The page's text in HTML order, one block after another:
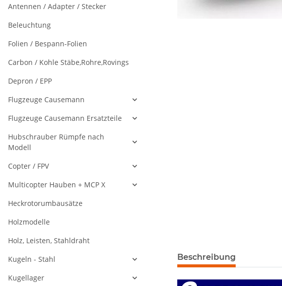
weitere Registerkarten anzeigen
Beschreibung
Antennen / Adapter / Stecker
Beleuchtung
Folien / Bespann-Folien
Carbon / Kohle Stäbe,Rohre,Rovings
Depron / EPP
Flugzeuge Causemann
Flugzeuge Causemann Ersatzteile
Hubschrauber Rümpfe nach
Modell
Copter / FPV
Multicopter Hauben + MCP X
Heckrotorumbausätze
Holzmodelle
Holz, Leisten, Stahldraht
Kugeln - Stahl
Kugellager